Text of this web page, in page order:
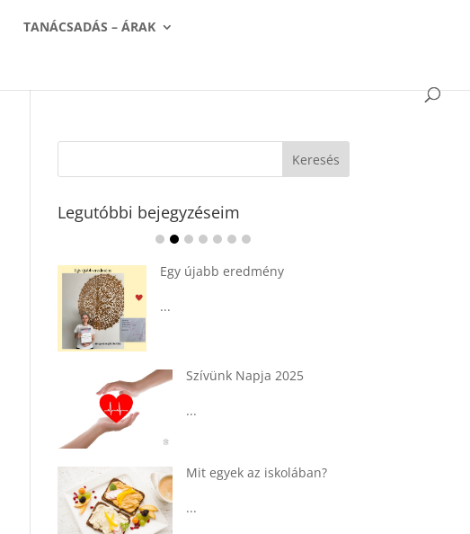
TANÁCSADÁS – ÁRAK
Legutóbbi bejegyzéseim
Ádvent 1. vasárnapja🌟
...
Tárkonyos csirkeragu leves
csurgatott tésztával
Táplálkozással az
étrend